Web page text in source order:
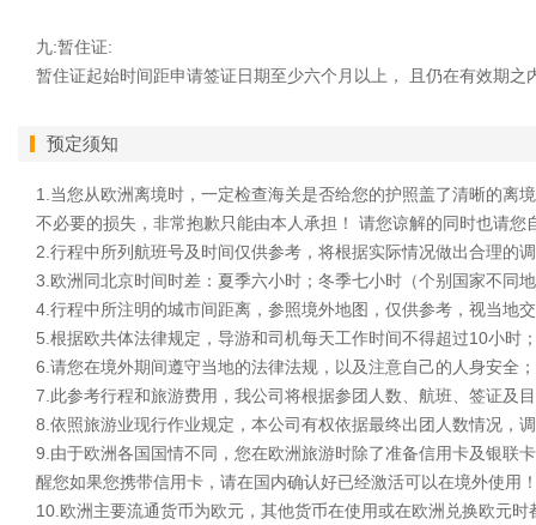
九:暂住证:
暂住证起始时间距申请签证日期至少六个月以上， 且仍在有效期之
预定须知
1.当您从欧洲离境时，一定检查海关是否给您的护照盖了清晰的离
不必要的损失，非常抱歉只能由本人承担！ 请您谅解的同时也请您
2.行程中所列航班号及时间仅供参考，将根据实际情况做出合理的
3.欧洲同北京时间时差：夏季六小时；冬季七小时（个别国家不同
4.行程中所注明的城市间距离，参照境外地图，仅供参考，视当地
5.根据欧共体法律规定，导游和司机每天工作时间不得超过10小时
6.请您在境外期间遵守当地的法律法规，以及注意自己的人身安全；
7.此参考行程和旅游费用，我公司将根据参团人数、航班、签证及
8.依照旅游业现行作业规定，本公司有权依据最终出团人数情况，
9.由于欧洲各国国情不同，您在欧洲旅游时除了准备信用卡及银联
醒您如果您携带信用卡，请在国内确认好已经激活可以在境外使用
10.欧洲主要流通货币为欧元，其他货币在使用或在欧洲兑换欧元